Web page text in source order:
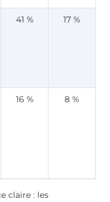
41 % 17 %
16 % 8 %
claire : les